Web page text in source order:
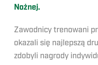
Nożnej.
Zawodnicy trenowani
okazali się najlepszą
zdobyli nagrody